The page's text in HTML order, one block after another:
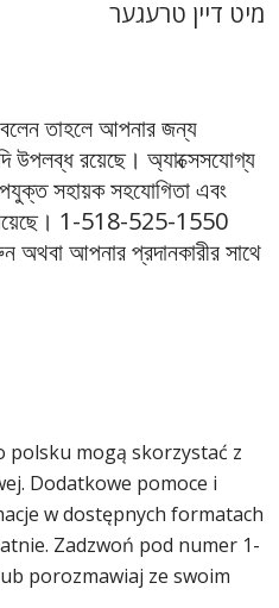
מיט דיין טרעגער
তাহলে আপনার জন্য
উপলব্ধ রয়েছে। অ্যাক্সেসযোগ্য
সহায়ক সহযোগিতা এবং
রয়েছে। 1-518-525-1550
আপনার প্রদানকারীর সাথে
polsku mogą skorzystać z
Dodatkowe pomoce i
w dostępnych formatach
Zadzwoń pod numer 1-
porozmawiaj ze swoim